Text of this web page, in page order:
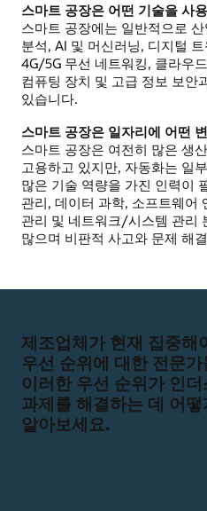
스마트 공장은 어떤 기술을 사
스마트 공장에는 일반적으로
분석, AI 및 머신러닝, 디지털
4G/5G 무선 네트워킹, 클라우
컴퓨팅 장치 및 고급 정보 보안
있습니다.
스마트 공장은 일자리에 어떤
스마트 공장은 여전히 많은 생
고용하고 있지만, 자동화는 일
많은 기술 역량을 가진 인력이
관리, 데이터 과학, 소프트웨어
관리 및 네트워크/시스템 관리
많으며 비판적 사고와 문제 해
제조업체가 현재 집중해
우선 순위에 대한 전문
이러한 우선 순위가 인
과제를 해결하는 데 어
알아보세요.